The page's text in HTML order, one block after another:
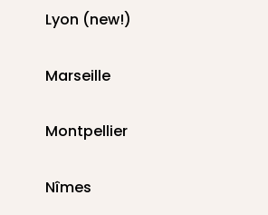
Lyon (new!)
Marseille
Montpellier
Nîmes